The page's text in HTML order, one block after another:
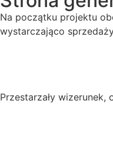
Na początku projektu
wystarczająco
Przestarzały wizerunek,